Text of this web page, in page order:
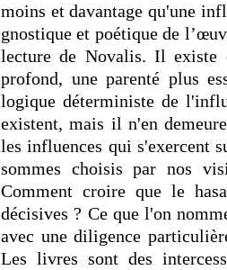
moins et davantage qu'une
gnostique et poétique de
lecture de Novalis. Il existe
profond, une parenté plus
logique déterministe de
existent, mais il n'en
les influences qui s'exercent
sommes choisis par nos
Comment croire que le
décisives ? Ce que l'on
avec une diligence
Les livres sont des